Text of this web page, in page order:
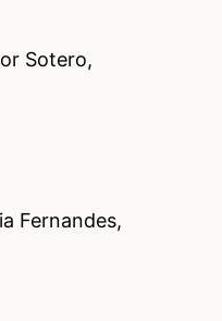
Sotero,
Fernandes,